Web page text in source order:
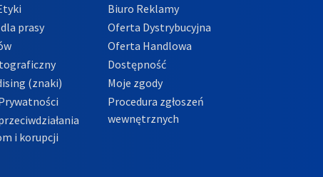
prasy
(znaki)
i korupcji
Biuro Reklamy
Oferta Dystrybucyjna
Oferta Handlowa
Dostępność
Moje zgody
Procedura zgłoszeń
wewnętrznych